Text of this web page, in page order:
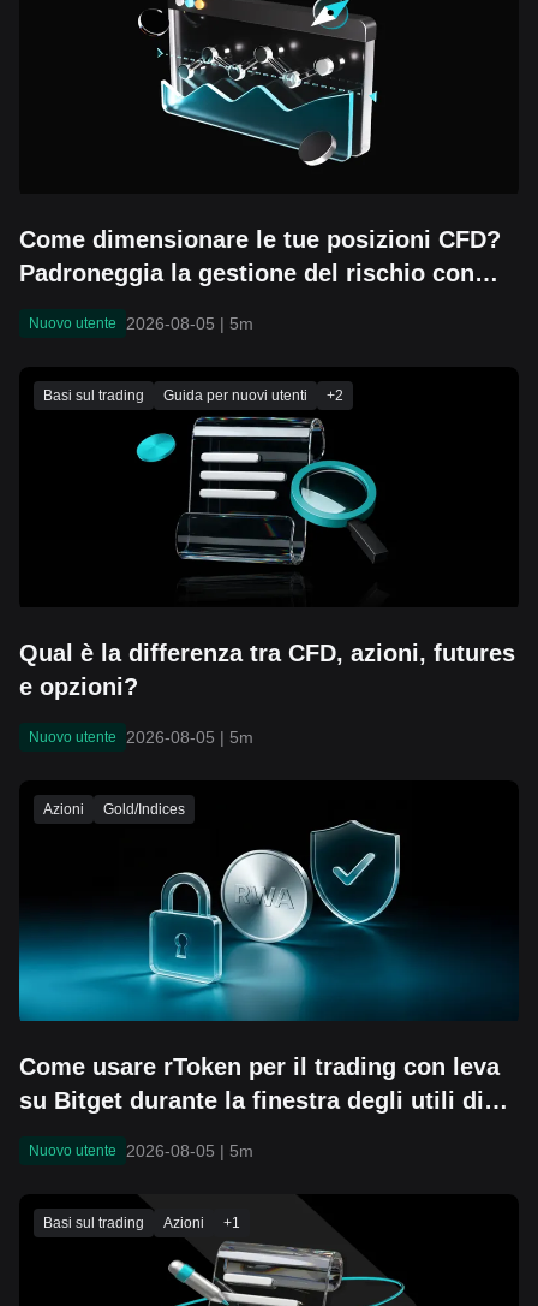
Come dimensionare le tue posizioni CFD?
Padroneggia la gestione del rischio con
Nuovo utente 2026-08-05 | 5m
Basi sul trading Guida per nuovi utenti +2
Qual è la differenza tra CFD, azioni, futures
e opzioni?
Nuovo utente 2026-08-05 | 5m
Azioni Gold/Indices
Come usare rToken per il trading con leva
su Bitget durante la finestra degli utili di
Nuovo utente 2026-08-05 | 5m
Basi sul trading Azioni +1